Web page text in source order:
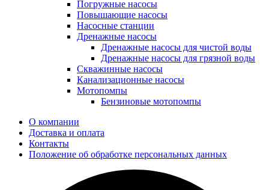
Погружные насосы
Повышающие насосы
Насосные станции
Дренажные насосы
Дренажные насосы для чистой воды
Дренажные насосы для грязной воды
Скважинные насосы
Канализационные насосы
Мотопомпы
Бензиновые мотопомпы
О компании
Доставка и оплата
Контакты
Положение об обработке персональных данных